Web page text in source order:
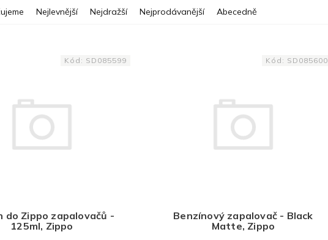
Nejlevnější Nejdražší Nejprodávanější Abecedně
do Zippo zapalovačů -
125ml, Zippo
Kód: SD085599
Benzínový zapalovač - Black
Matte, Zippo
Kód: SD085600